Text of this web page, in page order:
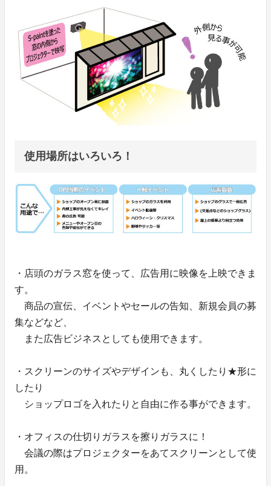
使用場所はいろいろ！
・店頭のガラス窓を使って、広告用に映像を上映できま
す。
商品の宣伝、イベントやセールの告知、新規会員の募
集などなど、
また広告ビジネスとしても使用できます。
・スクリーンのサイズやデザインも、丸くしたり★形に
したり
ショップロゴを入れたりと自由に作る事ができます。
・オフィスの仕切りガラスを擦りガラスに！
会議の際はプロジェクターをあてスクリーンとして使
用。